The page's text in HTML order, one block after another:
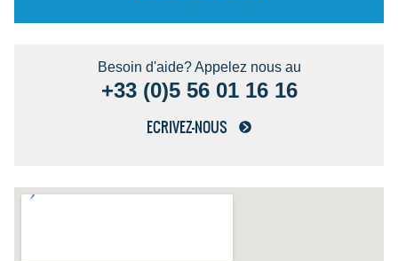
Besoin d'aide? Appelez nous au
+33 (0)5 56 01 16 16
ECRIVEZ-NOUS